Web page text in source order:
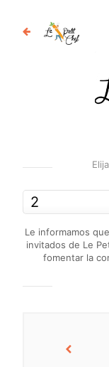
Le informamos
invitados de Le
fomentar la